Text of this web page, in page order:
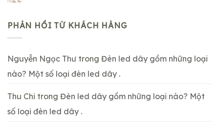
PHẢN HỒI TỪ KHÁCH HÀNG
Nguyễn Ngọc Thư trong Đèn led dây gồm những loại
nào? Một số loại đèn led dây .
Thu Chi trong Đèn led dây gồm những loại nào? Một
số loại đèn led dây .